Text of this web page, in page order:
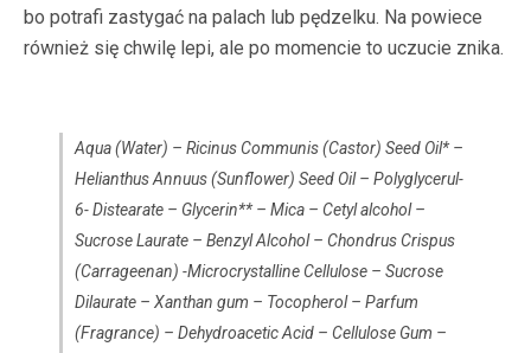
bo potrafi zastygać na palach lub pędzelku. Na powiece
również się chwilę lepi, ale po momencie to uczucie znika.
Aqua (Water) – Ricinus Communis (Castor) Seed Oil* –
Helianthus Annuus (Sunflower) Seed Oil – Polyglycerul-
6- Distearate – Glycerin** – Mica – Cetyl alcohol –
Sucrose Laurate – Benzyl Alcohol – Chondrus Crispus
(Carrageenan) -Microcrystalline Cellulose – Sucrose
Dilaurate – Xanthan gum – Tocopherol – Parfum
(Fragrance) – Dehydroacetic Acid – Cellulose Gum –